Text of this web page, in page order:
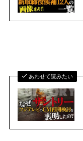
あわせて読みたい